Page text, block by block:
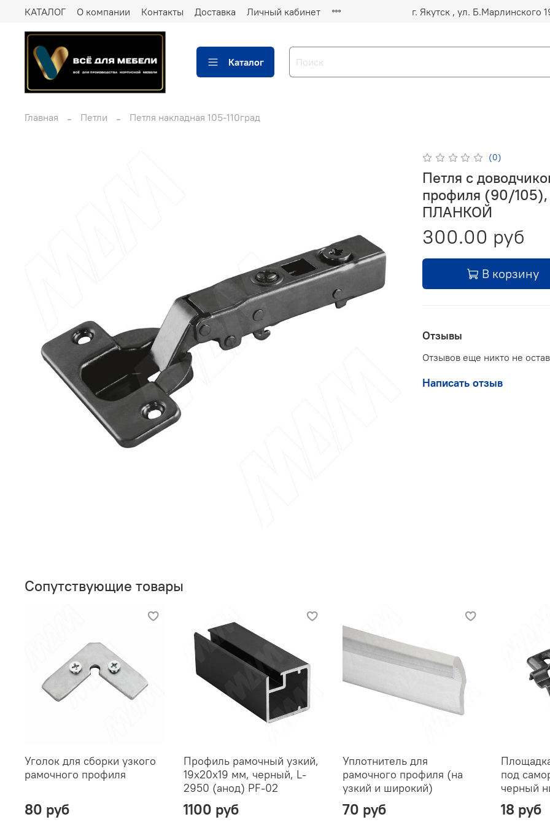
КАТАЛОГ О компании Контакты Доставка Личный кабинет
Каталог
Главная Петли Петля накладная 105-110град
(0)
Петля с
профиля (90/105),
ПЛАНКОЙ
300.00 руб
В корзину
Отзывы
Отзывов еще никто не
Написать отзыв
Сопутствующие товары
Уголок для сборки узкого
рамочного профиля
80 руб
Профиль рамочный узкий,
19х20х19 мм, черный, L-
2950 (анод) PF-02
1100 руб
Уплотнитель для
рамочного профиля (на
узкий и широкий)
70 руб
под
черный
18 руб